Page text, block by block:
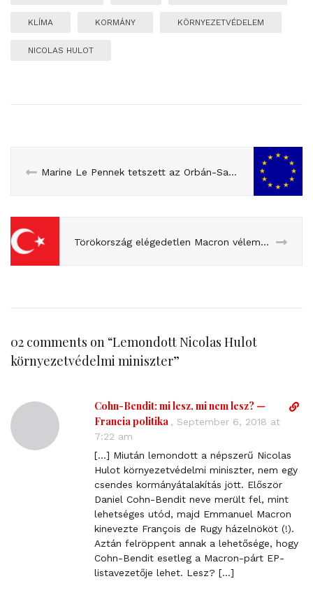
KLÍMA KORMÁNY KÖRNYEZETVÉDELEM
NICOLAS HULOT
Marine Le Pennek tetszett az Orbán-Salvini találkozó
Törökország elégedetlen Macron véleményével
02 comments on “Lemondott Nicolas Hulot
környezetvédelmi miniszter”
Cohn-Bendit: mi lesz, mi nem lesz? —
Francia politika , September 6, 2018 at
7:22 am
D
t
k
[…] Miután lemondott a népszerű Nicolas
Hulot környezetvédelmi miniszter, nem egy
csendes kormányátalakítás jött. Először
Daniel Cohn-Bendit neve merült fel, mint
lehetséges utód, majd Emmanuel Macron
kinevezte François de Rugy házelnököt (!).
Aztán felröppent annak a lehetősége, hogy
Cohn-Bendit esetleg a Macron-párt EP-
listavezetője lehet. Lesz? […]